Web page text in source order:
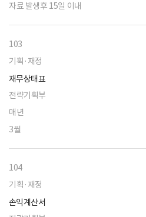
자료 발생후 15일 이내
103
기획·재정
재무상태표
전략기획부
매년
3월
104
기획·재정
손익계산서